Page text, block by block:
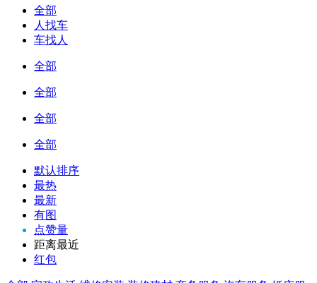
全部
人找车
车找人
全部
全部
全部
全部
默认排序
最热
最新
有图
点赞量
距离最近
红包